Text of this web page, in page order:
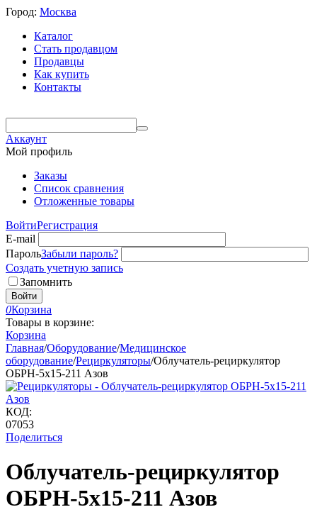
Город: Москва
Каталог
Стать продавцом
Продавцы
Как купить
Контакты
Аккаунт
Мой профиль
Заказы
Список сравнения
Отложенные товары
ВойтиРегистрация
E-mail
ПарольЗабыли пароль?
Создать учетную запись
Запомнить
Войти
0Корзина
Товары в корзине:
Корзина
Главная/Оборудование/Медицинское
оборудование/Рециркуляторы/Облучатель-рециркулятор
ОБРН-5x15-211 Азов
КОД:
07053
Поделиться
Облучатель-рециркулятор
ОБРН-5x15-211 Азов